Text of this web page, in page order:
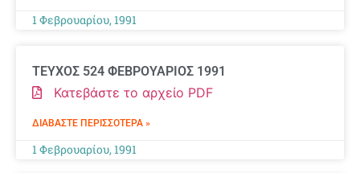
1 Φεβρουαρίου, 1991
ΤΕΥΧΟΣ 524 ΦΕΒΡΟΥΑΡΙΟΣ 1991
Κατεβάστε το αρχείο PDF
ΔΙΑΒΆΣΤΕ ΠΕΡΙΣΣΌΤΕΡΑ »
1 Φεβρουαρίου, 1991